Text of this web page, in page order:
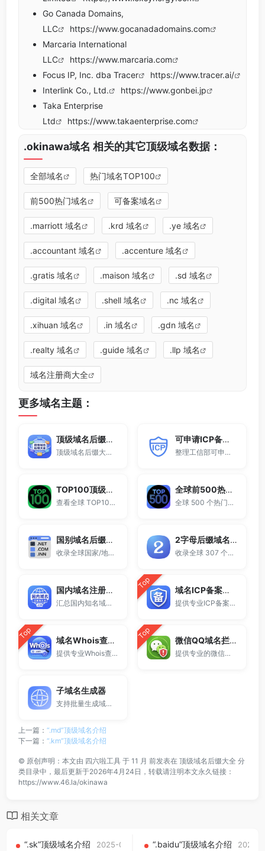
Go Canada Domains,
LLC
https://www.gocanadadomains.com
Marcaria International
LLC
https://www.marcaria.com
Focus IP, Inc. dba Tracer
https://www.tracer.ai/
Interlink Co., Ltd.
https://www.gonbei.jp
Taka Enterprise
Ltd
https://www.takaenterprise.com
.okinawa域名 相关的其它顶级域名数据：
全部域名 热门域名TOP100
前500热门域名 可备案域名
.marriott 域名 .krd 域名 .ye 域名
.accountant 域名 .accenture 域名
.gratis 域名 .maison 域名 .sd 域名
.digital 域名 .shell 域名 .nc 域名
.xihuan 域名 .in 域名 .gdn 域名
.realty 域名 .guide 域名 .llp 域名
域名注册商大全
更多域名主题：
顶级域名后缀大全
顶级域名后缀大全收录全球已开放注册的所有TLD后缀，包括gTLD、ccTLD、品牌域名后缀等。
可申请ICP备案域名后缀大全
整理工信部可申请ICP网站备案的域名后缀大全。
TOP100顶级域名后缀排名榜
查看全球 TOP100 域名后缀。
全球前500热门域名后缀排行
全球 500 个热门域名后缀排名，展示注册量排行、是否可备案、适用范围与用途简介，帮助企业与个人在 2025 年快速选择合适的顶级域名。
国别域名后缀大全
收录全球国家/地区代码顶级域名。
2字母后缀域名大全
收录全球 307 个两字符域名后缀。
国内域名注册商大全
汇总国内知名域名注册商与服务平台。
Top 域名ICP备案查询
提供专业ICP备案查询与网站备案信息查询服务，支持域名备案号查询、网站是否备案检测及备案信息快速获取，适用于站长工具、域名检测与SEO分析。
Top 域名Whois查询工具
提供专业Whois查询与域名信息查询服务，支持查询域名注册信息、注册商、到期时间及DNS记录，适用于域名检测、SEO分析及站长工具使用。
Top 微信QQ域名拦截检测
提供专业的微信拦截检测、QQ拦截检测、域名被墙检测服务，一键查询网站是否被封、被拦截或被限制访问。
子域名生成器
支持批量生成域名与泛解析子域名，适用于站群部署、SEO测试与开发环境使用。
上一篇： “.md”顶级域名介绍
下一篇： “.km”顶级域名介绍
© 原创声明：本文由 四六啦工具 于 11 月 前发表在 顶级域名后缀大全 分
类目录中，最后更新于2026年4月24日，转载请注明本文永久链接：
https://www.46.la/okinawa
相关文章
“.sk”顶级域名介绍 2025-09-01 “.baidu”顶级域名介绍 2025-